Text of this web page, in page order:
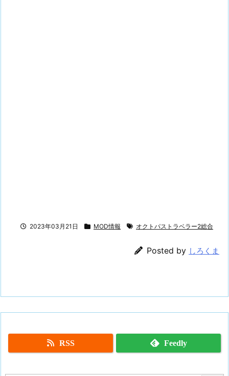
2023年03月21日 MOD情報 オクトパストラベラー2総合
Posted by しろくま
RSS Feedly